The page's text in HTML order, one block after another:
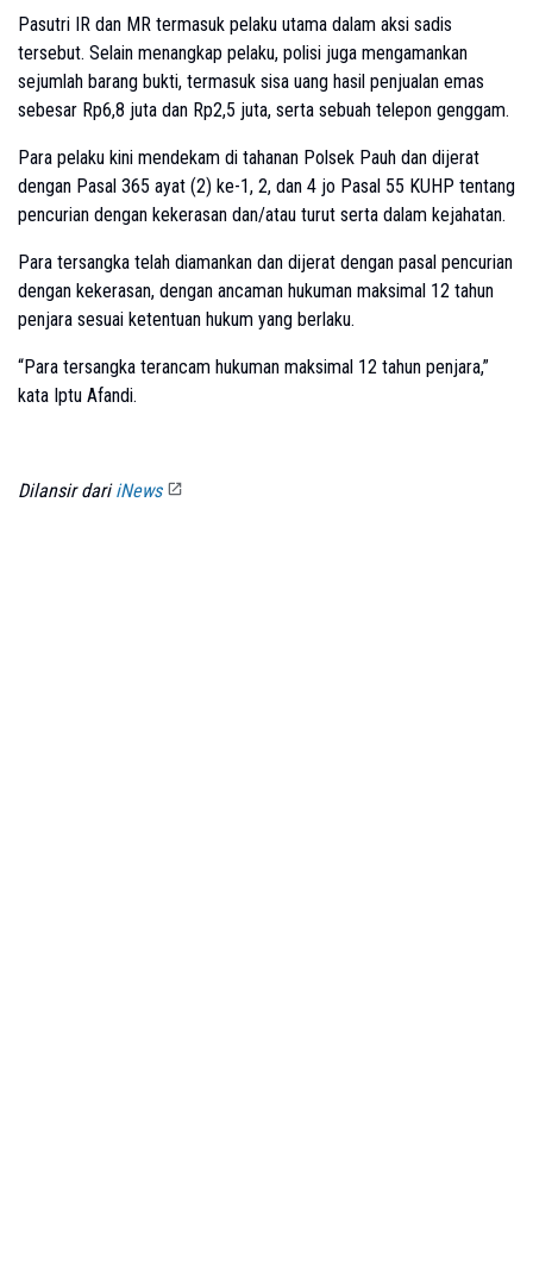
Pasutri IR dan MR termasuk pelaku utama dalam aksi sadis
tersebut. Selain menangkap pelaku, polisi juga mengamankan
sejumlah barang bukti, termasuk sisa uang hasil penjualan emas
sebesar Rp6,8 juta dan Rp2,5 juta, serta sebuah telepon genggam.
Para pelaku kini mendekam di tahanan Polsek Pauh dan dijerat
dengan Pasal 365 ayat (2) ke-1, 2, dan 4 jo Pasal 55 KUHP tentang
pencurian dengan kekerasan dan/atau turut serta dalam kejahatan.
Para tersangka telah diamankan dan dijerat dengan pasal pencurian
dengan kekerasan, dengan ancaman hukuman maksimal 12 tahun
penjara sesuai ketentuan hukum yang berlaku.
“Para tersangka terancam hukuman maksimal 12 tahun penjara,”
kata Iptu Afandi.
Dilansir dariiNews